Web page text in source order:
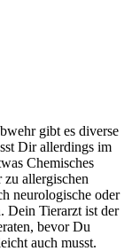
gibt es diverse
Dir allerdings im
Chemisches
zu allergischen
neurologische oder
Dein Tierarzt ist der
bevor Du
auch musst.